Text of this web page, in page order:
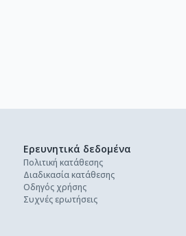
Ερευνητικά δεδομένα
Πολιτική κατάθεσης
Διαδικασία κατάθεσης
Οδηγός χρήσης
Συχνές ερωτήσεις